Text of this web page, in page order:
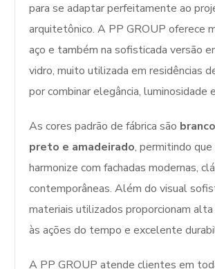
para se adaptar perfeitamente ao
arquitetônico. A PP GROUP oferece
aço e também na sofisticada versão
vidro, muito utilizada em residências
por combinar elegância, luminosidade
As cores padrão de fábrica são
preto e amadeirado, permitindo
harmonize com fachadas modernas,
contemporâneas. Além do visual
materiais utilizados proporcionam
às ações do tempo e excelente
A PP GROUP atende clientes em